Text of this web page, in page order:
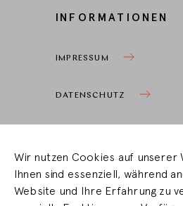
INFORMATIONEN
IMPRESSUM
DATENSCHUTZ
HÄNDLERBEREICH
Wir nutzen Cookies auf unserer
Ihnen sind essenziell, während
Website und Ihre Erfahrung zu